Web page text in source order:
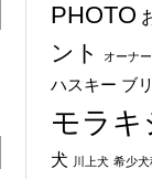
PHOTO
ント
オーナー
ハスキー ブ
モラ
犬 川上犬 希少犬